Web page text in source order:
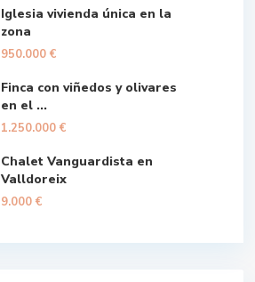
Iglesia vivienda única en la
zona
950.000 €
Finca con viñedos y olivares
en el ...
1.250.000 €
Chalet Vanguardista en
Valldoreix
9.000 €